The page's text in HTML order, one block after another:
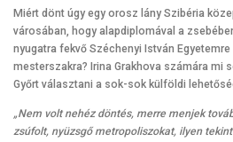
Miért dönt úgy egy orosz lány Szibéria
városában, hogy alapdiplomával a
nyugatra fekvő Széchenyi István
mesterszakra? Irina Grakhova számára mi
Győrt választani a sok-sok külföldi
„Nem volt nehéz döntés, merre menjek
zsúfolt, nyüzsgő metropoliszokat, ilyen